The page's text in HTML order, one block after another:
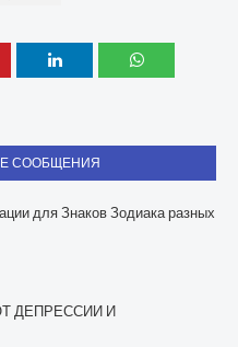
СООБЩЕНИЯ
для Знаков Зодиака разных
ДЕПРЕССИИ И